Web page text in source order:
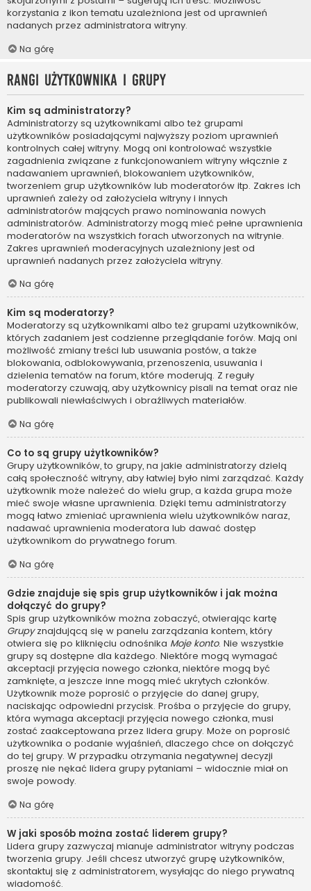
korzystania z ikon tematu uzależniona jest od uprawnień
nadanych przez administratora witryny.
Na górę
Rangi użytkownika i grupy
Kim są administratorzy?
Administratorzy są użytkownikami albo też grupami
użytkowników posiadającymi najwyższy poziom uprawnień
kontrolnych całej witryny. Mogą oni kontrolować wszystkie
zagadnienia związane z funkcjonowaniem witryny włącznie z
nadawaniem uprawnień, blokowaniem użytkowników,
tworzeniem grup użytkowników lub moderatorów itp. Zakres ich
uprawnień zależy od założyciela witryny i innych
administratorów mających prawo nominowania nowych
administratorów. Administratorzy mogą mieć pełne uprawnienia
moderatorów na wszystkich forach utworzonych na witrynie.
Zakres uprawnień moderacyjnych uzależniony jest od
uprawnień nadanych przez założyciela witryny.
Na górę
Kim są moderatorzy?
Moderatorzy są użytkownikami albo też grupami użytkowników,
których zadaniem jest codzienne przeglądanie forów. Mają oni
możliwość zmiany treści lub usuwania postów, a także
blokowania, odblokowywania, przenoszenia, usuwania i
dzielenia tematów na forum, które moderują. Z reguły
moderatorzy czuwają, aby użytkownicy pisali na temat oraz nie
publikowali niewłaściwych i obraźliwych materiałów.
Na górę
Co to są grupy użytkowników?
Grupy użytkowników, to grupy, na jakie administratorzy dzielą
całą społeczność witryny, aby łatwiej było nimi zarządzać. Każdy
użytkownik może należeć do wielu grup, a każda grupa może
mieć swoje własne uprawnienia. Dzięki temu administratorzy
mogą łatwo zmieniać uprawnienia wielu użytkowników naraz,
nadawać uprawnienia moderatora lub dawać dostęp
użytkownikom do prywatnego forum.
Na górę
Gdzie znajduje się spis grup użytkowników i jak można
dołączyć do grupy?
Spis grup użytkowników można zobaczyć, otwierając kartę
Grupyznajdującą się w panelu zarządzania kontem, który
otwiera się po kliknięciu odnośnika Moje konto. Nie wszystkie
grupy są dostępne dla każdego. Niektóre mogą wymagać
akceptacji przyjęcia nowego członka, niektóre mogą być
zamknięte, a jeszcze inne mogą mieć ukrytych członków.
Użytkownik może poprosić o przyjęcie do danej grupy,
naciskając odpowiedni przycisk. Prośba o przyjęcie do grupy,
która wymaga akceptacji przyjęcia nowego członka, musi
zostać zaakceptowana przez lidera grupy. Może on poprosić
użytkownika o podanie wyjaśnień, dlaczego chce on dołączyć
do tej grupy. W przypadku otrzymania negatywnej decyzji
proszę nie nękać lidera grupy pytaniami – widocznie miał on
swoje powody.
Na górę
W jaki sposób można zostać liderem grupy?
Lidera grupy zazwyczaj mianuje administrator witryny podczas
tworzenia grupy. Jeśli chcesz utworzyć grupę użytkowników,
skontaktuj się z administratorem, wysyłając do niego prywatną
wiadomość.